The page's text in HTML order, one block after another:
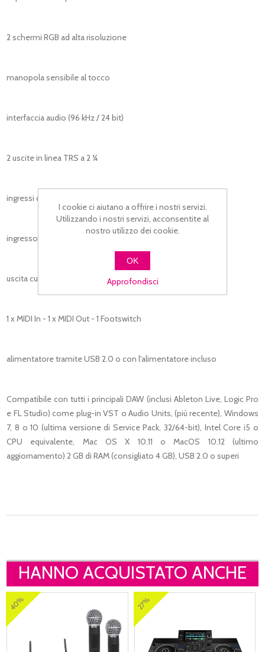
2 schermi RGB ad alta risoluzione
manopola sensibile al tocco
interfaccia audio (96 kHz / 24 bit)
2 uscite in linea TRS a 2 ¼
ingressi di linea TRS 2 ¼"
ingresso microfono dinamico
uscita cuffie stereo
1 x MIDI In - 1 x MIDI Out - 1 Footswitch
alimentatore tramite USB 2.0 o con l'alimentatore incluso
Compatibile con tutti i principali DAW (inclusi Ableton Live, Logic Pro
e FL Studio) come plug-in VST o Audio Units, (più recente), Windows
7, 8 o 10 (ultima versione di Service Pack, 32/64-bit), Intel Core i5 o
CPU equivalente, Mac OS X 10.11 o MacOS 10.12 (ultimo
aggiornamento) 2 GB di RAM (consigliato 4 GB), USB 2.0 o superi
HANNO ACQUISTATO ANCHE
40% 27%
I cookie ci aiutano a offrire i nostri servizi.
Utilizzando i nostri servizi, acconsentite al
nostro utilizzo dei cookie.
OK
Approfondisci